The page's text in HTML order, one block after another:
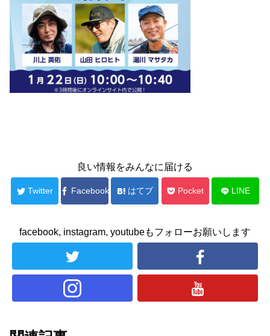
良い情報をみんなに届ける
Twitter Facebook はてブ Pocket LINE
facebook, instagram, youtubeもフォローお願いします